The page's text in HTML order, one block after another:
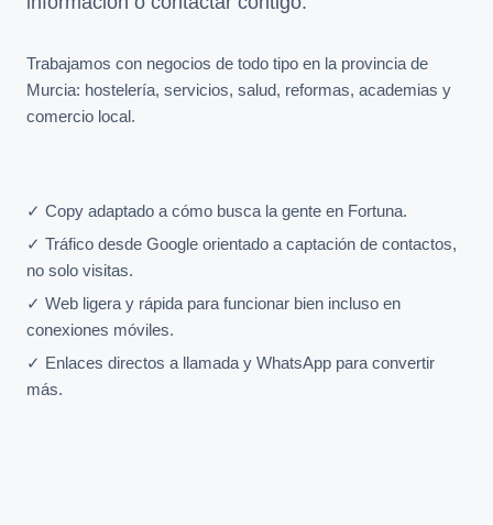
Trabajamos con negocios de todo tipo en la provincia de
Murcia: hostelería, servicios, salud, reformas, academias y
comercio local.
✓ Copy adaptado a cómo busca la gente en Fortuna.
✓ Tráfico desde Google orientado a captación de contactos,
no solo visitas.
✓ Web ligera y rápida para funcionar bien incluso en
conexiones móviles.
✓ Enlaces directos a llamada y WhatsApp para convertir
más.